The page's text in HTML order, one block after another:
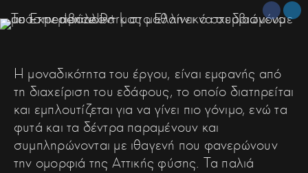
Η μοναδικότητα του έργου, είναι εμφανής από
τη διαχείριση του εδάφους, το οποίο διατηρείται
και εμπλουτίζεται για να γίνει πιο γόνιμο, ενώ τα
φυτά και τα δέντρα παραμένουν και
συμπληρώνονται με ιθαγενή που φανερώνουν
την ομορφιά της Αττικής φύσης. Τα παλιά